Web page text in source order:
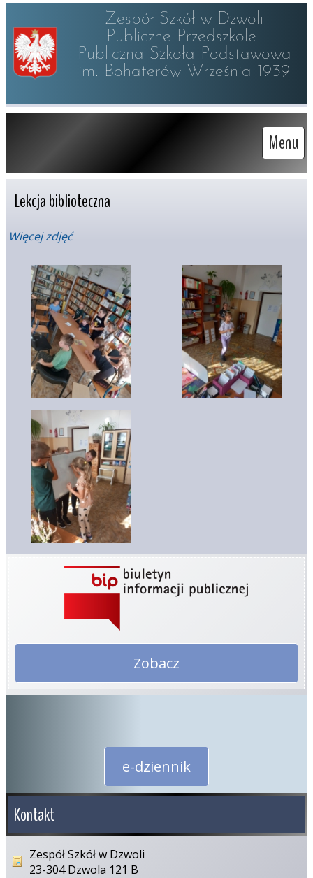
Zespół Szkół w Dzwoli
Publiczne Przedszkole
Publiczna Szkoła Podstawowa
im. Bohaterów Września 1939
Menu
Lekcja biblioteczna
Więcej zdjęć
Zobacz
e-dziennik
Kontakt
Zespół Szkół w Dzwoli
23-304 Dzwola 121 B